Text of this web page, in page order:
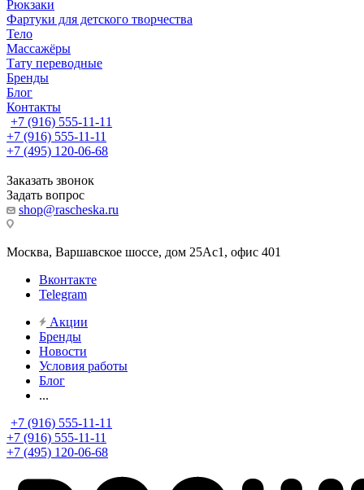
Рюкзаки
Фартуки для детского творчества
Тело
Массажёры
Тату переводные
Бренды
Блог
Контакты
+7 (916) 555-11-11
+7 (916) 555-11-11
+7 (495) 120-06-68
Заказать звонок
Задать вопрос
shop@rascheska.ru
Москва, Варшавское шоссе, дом 25Аc1, офис 401
Вконтакте
Telegram
Акции
Бренды
Новости
Условия работы
Блог
...
+7 (916) 555-11-11
+7 (916) 555-11-11
+7 (495) 120-06-68